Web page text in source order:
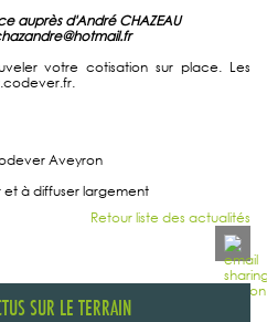
auprès d'André CHAZEAU
votre cotisation sur place. Les
Aveyron
à diffuser largement
Retour liste des actualités
SUR LE TERRAIN